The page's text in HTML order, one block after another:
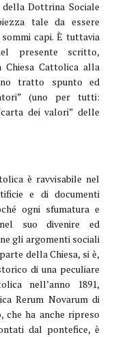
Dottrina Sociale
tale da essere
capi. È tuttavia
presente scritto,
Cattolica alla
tratto spunto ed
(uno per tutti:
dei valori” delle
è ravvisabile nel
e di documenti
ogni sfumatura e
suo divenire ed
gli argomenti sociali
della Chiesa, si è,
di una peculiare
nell’anno 1891,
Rerum Novarum di
che ha anche ripreso
dal pontefice, è